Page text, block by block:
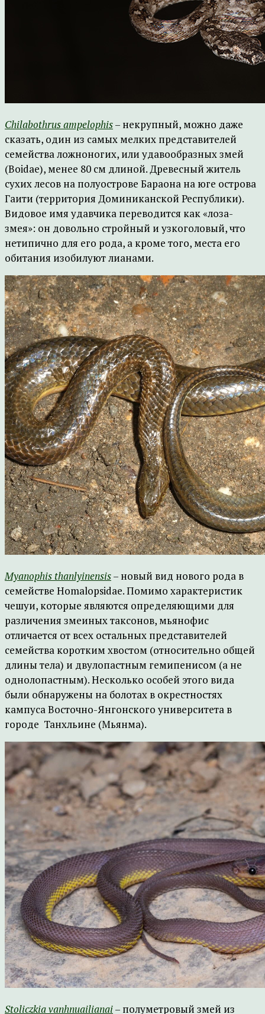
Chilabothrus ampelophis– некрупный, можно даже
сказать, один из самых мелких представителей
семейства ложноногих, или удавообразных змей
(Boidae), менее 80 см длиной. Древесный житель
сухих лесов на полуострове Бараона на юге острова
Гаити (территория Доминиканской Республики).
Видовое имя удавчика переводится как «лоза-
змея»: он довольно стройный и узкоголовый, что
нетипично для его рода, а кроме того, места его
обитания изобилуют лианами.
Myanophis thanlyinensis– новый вид нового рода в
семействе Homalopsidae. Помимо характеристик
чешуи, которые являются определяющими для
различения змеиных таксонов, мьянофис
отличается от всех остальных представителей
семейства коротким хвостом (относительно общей
длины тела) и двулопастным гемипенисом (а не
однолопастным). Несколько особей этого вида
были обнаружены на болотах в окрестностях
кампуса Восточно-Янгонского университета в
городе Танхльине (Мьянма).
Stoliczkia vanhnuailianai– полуметровый змей из